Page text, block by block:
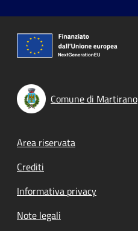
Comune di Martirano
Footer menu
Area riservata
Crediti
Informativa privacy
Note legali